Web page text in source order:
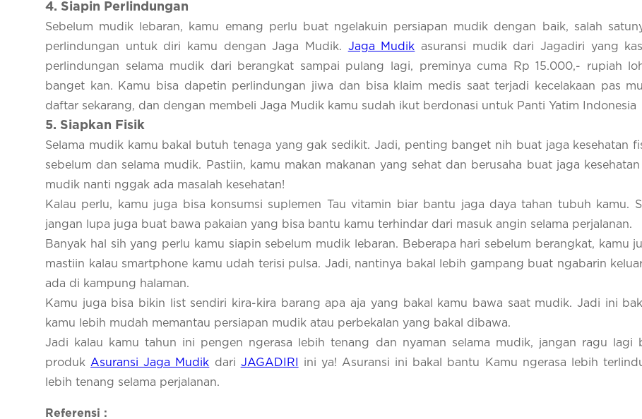
4. Siapin Perlindungan
Sebelum mudik lebaran, kamu emang perlu buat ngelakuin persiapan mudik dengan baik, salah
perlindungan untuk diri kamu dengan Jaga Mudik. Jaga Mudik asuransi mudik dari Jagadiri yang
perlindungan selama mudik dari berangkat sampai pulang lagi, preminya cuma Rp 15.000,- rupiah
banget kan. Kamu bisa dapetin perlindungan jiwa dan bisa klaim medis saat terjadi kecelakaan pas
daftar sekarang, dan dengan membeli Jaga Mudik kamu sudah ikut berdonasi untuk Panti Yatim Indonesia
5. Siapkan Fisik
Selama mudik kamu bakal butuh tenaga yang gak sedikit. Jadi, penting banget nih buat jaga kesehatan
sebelum dan selama mudik. Pastiin, kamu makan makanan yang sehat dan berusaha buat jaga
mudik nanti nggak ada masalah kesehatan!
Kalau perlu, kamu juga bisa konsumsi suplemen Tau vitamin biar bantu jaga daya tahan tubuh kamu.
jangan lupa juga buat bawa pakaian yang bisa bantu kamu terhindar dari masuk angin selama perjalanan.
Banyak hal sih yang perlu kamu siapin sebelum mudik lebaran. Beberapa hari sebelum berangkat, kamu
mastiin kalau smartphone kamu udah terisi pulsa. Jadi, nantinya bakal lebih gampang buat ngabarin
ada di kampung halaman.
Kamu juga bisa bikin list sendiri kira-kira barang apa aja yang bakal kamu bawa saat mudik. Jadi ini
kamu lebih mudah memantau persiapan mudik atau perbekalan yang bakal dibawa.
Jadi kalau kamu tahun ini pengen ngerasa lebih tenang dan nyaman selama mudik, jangan ragu lagi
produk Asuransi Jaga Mudik dari JAGADIRI
ini ya! Asuransi ini bakal bantu Kamu ngerasa lebih
lebih tenang selama perjalanan.
Referensi :